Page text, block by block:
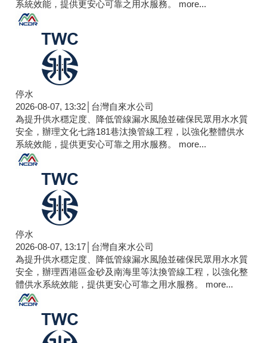
系統效能，提供更安心可靠之用水服務。 more...
停水
2026-08-07, 13:32│台灣自來水公司
為提升供水穩定度、降低管線漏水風險並確保民眾用水水質
安全，辦理文化七路181巷汰換管線工程，以強化整體供水
系統效能，提供更安心可靠之用水服務。 more...
停水
2026-08-07, 13:17│台灣自來水公司
為提升供水穩定度、降低管線漏水風險並確保民眾用水水質
安全，辦理西港區金砂及南海里等汰換管線工程，以強化整
體供水系統效能，提供更安心可靠之用水服務。 more...